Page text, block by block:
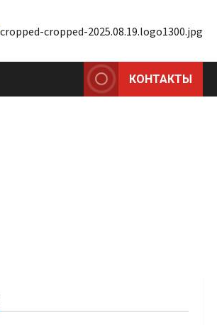
КОНТАКТЫ